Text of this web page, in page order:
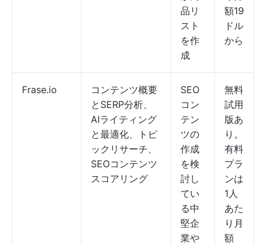
品リ
スト
を作
成
額19
ドル
から
Frase.io
コンテンツ概要
とSERP分析、
AIライティング
と最適化、トピ
ックリサーチ、
SEOコンテンツ
スコアリング
SEO
コン
テン
ツの
作成
を検
討し
てい
る中
堅企
業や
無料
試用
版あ
り。
有料
プラ
ンは
1人
あた
り月
額